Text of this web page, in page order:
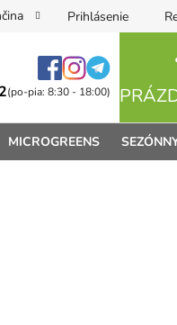
Prihlásenie
(po-pia: 8:30 - 18:00)
MICROGREENS